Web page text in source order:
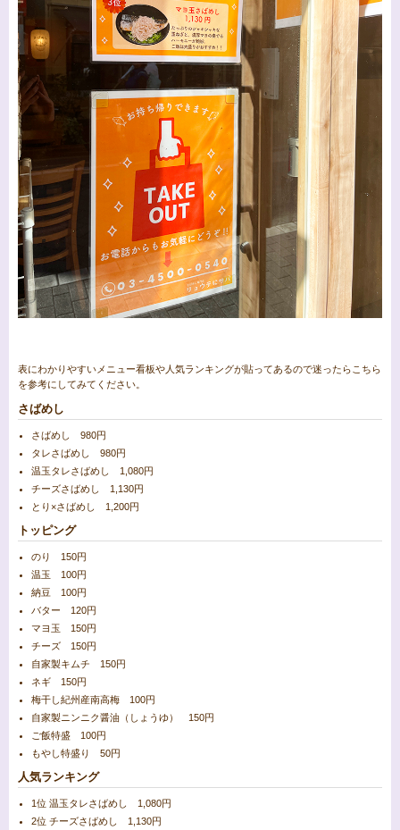
表にわかりやすいメニュー看板や人気ランキングが貼ってあるので迷ったらこちら
を参考にしてみてください。
さばめし
さばめし 980円
タレさばめし 980円
温玉タレさばめし 1,080円
チーズさばめし 1,130円
とり×さばめし 1,200円
トッピング
のり 150円
温玉 100円
納豆 100円
バター 120円
マヨ玉 150円
チーズ 150円
自家製キムチ 150円
ネギ 150円
梅干し紀州産南高梅 100円
自家製ニンニク醤油（しょうゆ） 150円
ご飯特盛 100円
もやし特盛り 50円
人気ランキング
1位 温玉タレさばめし 1,080円
2位 チーズさばめし 1,130円